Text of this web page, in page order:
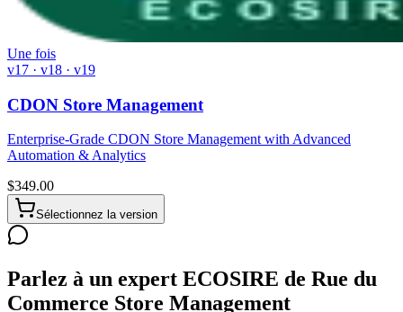
Une fois
v17 · v18 · v19
CDON Store Management
Enterprise-Grade CDON Store Management with Advanced
Automation & Analytics
$349.00
Sélectionnez la version
Parlez à un expert ECOSIRE de Rue du
Commerce Store Management